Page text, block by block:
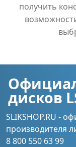
получить
дисков
SLIKSHOP.RU -
производителя
8 800 550 63 99